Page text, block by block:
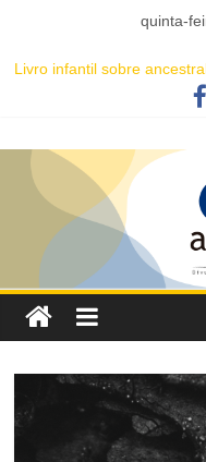
quinta-
Livro infantil sobre
Comédia romântica “O
convida público a viver as
Nesta sexta-feira (7),
caminho para equidade